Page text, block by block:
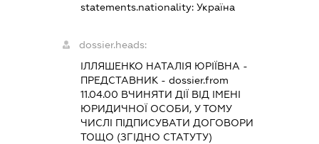
statements.nationality: Україна
dossier.heads:
ІЛЛЯШЕНКО НАТАЛІЯ ЮРІЇВНА -
ПРЕДСТАВНИК - dossier.from
11.04.00 ВЧИНЯТИ ДІЇ ВІД ІМЕНІ
ЮРИДИЧНОЇ ОСОБИ, У ТОМУ
ЧИСЛІ ПІДПИСУВАТИ ДОГОВОРИ
ТОЩО (ЗГІДНО СТАТУТУ)